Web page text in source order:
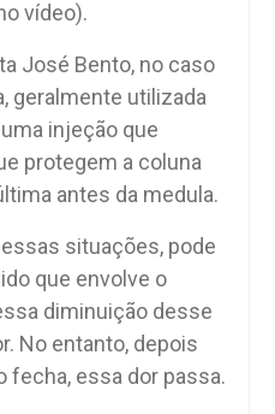
vídeo).
José Bento, no caso
geralmente utilizada
injeção que
protegem a coluna
antes da medula.
situações, pode
que envolve o
diminuição desse
No entanto, depois
fecha, essa dor passa.